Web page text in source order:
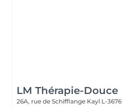
LM Thérapie-Douce
26A, rue de Schifflange Kayl L-3676